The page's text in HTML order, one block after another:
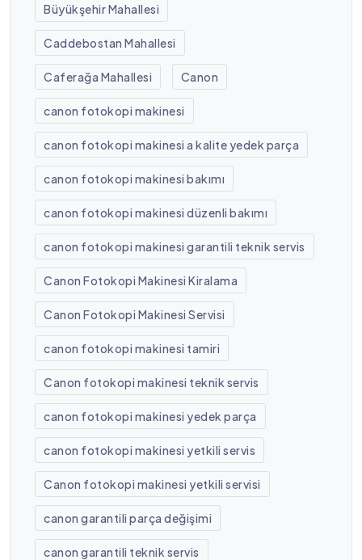
Büyükşehir Mahallesi
Caddebostan Mahallesi
Caferağa Mahallesi Canon
canon fotokopi makinesi
canon fotokopi makinesi a kalite yedek parça
canon fotokopi makinesi bakımı
canon fotokopi makinesi düzenli bakımı
canon fotokopi makinesi garantili teknik servis
Canon Fotokopi Makinesi Kiralama
Canon Fotokopi Makinesi Servisi
canon fotokopi makinesi tamiri
Canon fotokopi makinesi teknik servis
canon fotokopi makinesi yedek parça
canon fotokopi makinesi yetkili servis
Canon fotokopi makinesi yetkili servisi
canon garantili parça değişimi
canon garantili teknik servis